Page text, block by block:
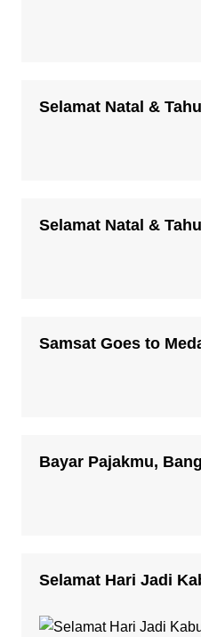
Selamat Natal &
Selamat Natal &
Samsat Goes to
Bayar Pajakmu,
Selamat Hari Jadi